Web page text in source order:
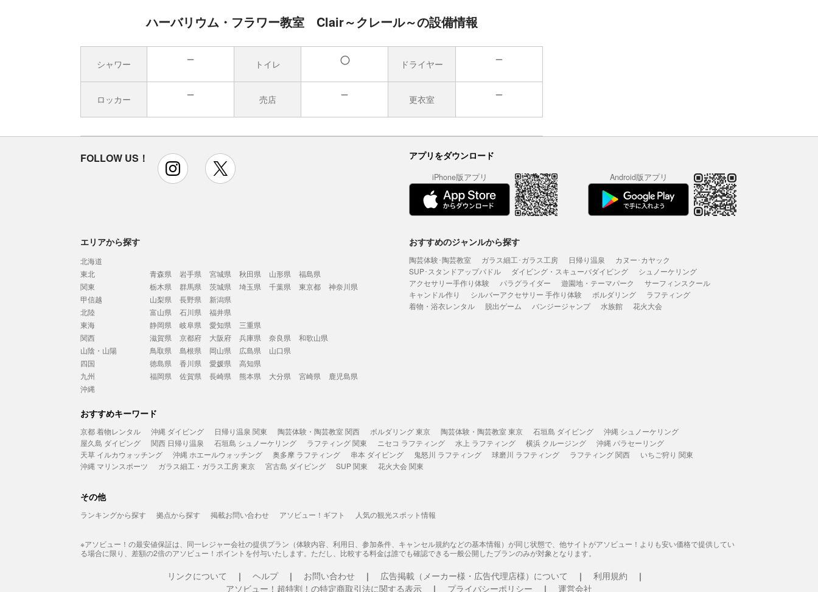
ハーバリウム・フラワー教室 Clair～クレール～の設備情報
シャワー トイレ ドライヤー
ロッカー 売店 更衣室
FOLLOW US！ instagram アプリをダウンロード
iPhone版アプリ Android版アプリ
エリアから探す
北海道
東北
青森県 岩手県 宮城県 秋田県 山形県
福島県
関東
栃木県 群馬県 茨城県 埼玉県 千葉県 東京都
神奈川県
甲信越
山梨県 長野県
新潟県
北陸
富山県 石川県
福井県
東海
静岡県 岐阜県 愛知県
三重県
関西
滋賀県 京都府 大阪府 兵庫県 奈良県
和歌山県
山陰・山陽
鳥取県 島根県 岡山県 広島県
山口県
四国
徳島県 香川県 愛媛県
高知県
九州
福岡県 佐賀県 長崎県 熊本県 大分県 宮崎県
鹿児島県
沖縄
おすすめのジャンルから探す
陶芸体験･陶芸教室 ガラス細工･ガラス工房 日帰り温泉
カヌー･カヤック
SUP･スタンドアップパドル
ダイビング・スキューバダイビング
シュノーケリング
アクセサリー手作り体験
パラグライダー 遊園地・テーマパーク
サーフィンスクール
キャンドル作り
シルバーアクセサリー 手作り体験 ボルダリング
ラフティング
着物・浴衣レンタル
脱出ゲーム バンジージャンプ 水族館 花火大会
おすすめキーワード
京都 着物レンタル 沖縄 ダイビング 日帰り温泉 関東 陶芸体験・陶芸教室 関西 ボルダリング 東京 陶芸体験・陶芸教室 東京 石垣島 ダイビング
沖縄 シュノーケリング
屋久島 ダイビング
関西 日帰り温泉 石垣島 シュノーケリング ラフティング 関東 ニセコ ラフティング 水上 ラフティング 横浜 クルージング
沖縄 パラセーリング
天草 イルカウォッチング
沖縄 ホエールウォッチング 奥多摩 ラフティング 串本 ダイビング 鬼怒川 ラフティング 球磨川 ラフティング ラフティング 関西
いちご狩り 関東
沖縄 マリンスポーツ
ガラス細工・ガラス工房 東京 宮古島 ダイビング SUP 関東 花火大会 関東
その他
ランキングから探す 拠点から探す 掲載お問い合わせ アソビュー！ギフト 人気の観光スポット情報
※アソビュー！の最安値保証は、同一レジャー会社の提供プラン（体験内容、利用日、参加条件、キャンセル規約などの基本情報）が同じ状態で、他サイトがアソビュー！よりも安い価格で提供してい
る場合に限り、差額の2倍のアソビュー！ポイントを付与いたします。ただし、比較する料金は誰でも確認できる一般公開したプランのみが対象となります。
リンクについて ヘルプ お問い合わせ 広告掲載（メーカー様・広告代理店様）について
利用規約
アソビュー！超特割！の特定商取引法に関する表示
プライバシーポリシー 運営会社